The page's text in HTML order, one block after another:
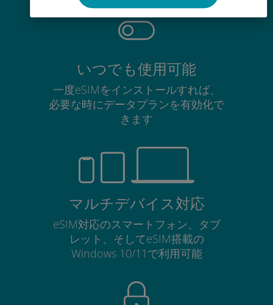
いつでも使用可能
一度eSIMをインストールすれば、
必要な時にデータプランを有効化で
きます
マルチデバイス対応
eSIM対応のスマートフォン、タブ
レット、そしてeSIM搭載の
Windows 10/11で利用可能